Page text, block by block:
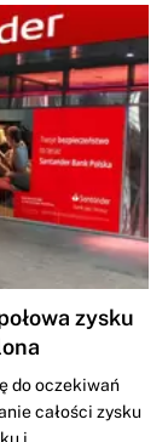
zysku
do oczekiwań
całości zysku